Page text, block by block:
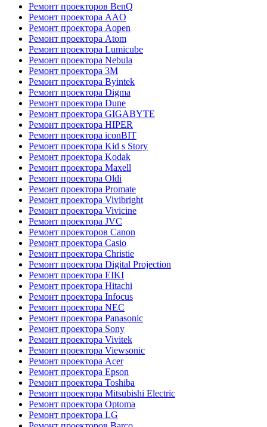
Ремонт проекторов BenQ
Ремонт проектора AAO
Ремонт проектора Aopen
Ремонт проектора Atom
Ремонт проектора Lumicube
Ремонт проектора Nebula
Ремонт проектора 3M
Ремонт проектора Byintek
Ремонт проектора Digma
Ремонт проектора Dune
Ремонт проектора GIGABYTE
Ремонт проектора HIPER
Ремонт проектора iconBIT
Ремонт проектора Kid s Story
Ремонт проектора Kodak
Ремонт проектора Maxell
Ремонт проектора Oldi
Ремонт проектора Promate
Ремонт проектора Vivibright
Ремонт проектора Vivicine
Ремонт проектора JVC
Ремонт проекторов Canon
Ремонт проектора Casio
Ремонт проектора Christie
Ремонт проектора Digital Projection
Ремонт проектора EIKI
Ремонт проектора Hitachi
Ремонт проектора Infocus
Ремонт проектора NEC
Ремонт проектора Panasonic
Ремонт проектора Sony
Ремонт проектора Vivitek
Ремонт проектора Viewsonic
Ремонт проектора Acer
Ремонт проектора Epson
Ремонт проектора Toshiba
Ремонт проектора Mitsubishi Electric
Ремонт проектора Optoma
Ремонт проектора LG